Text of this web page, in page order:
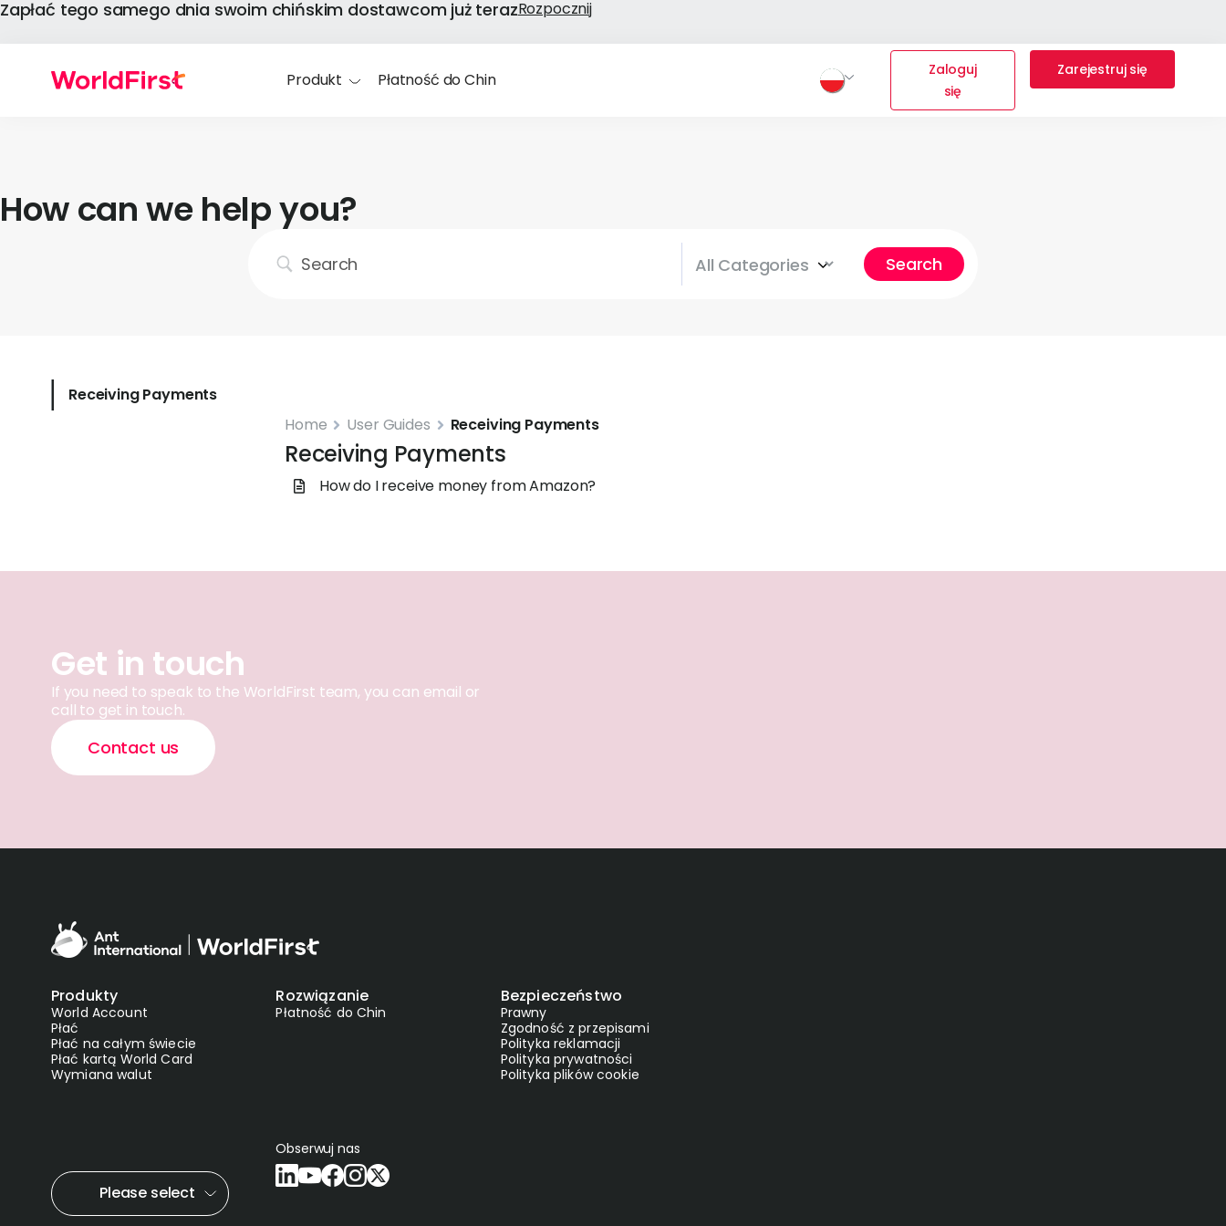
Zapłać tego samego dnia swoim chińskim dostawcom już terazRozpocznij
Produkt Płatność do Chin
Zaloguj
się
Zarejestruj się
How can we help you?
Receiving Payments
Home
User Guides Receiving Payments
Receiving Payments
How do I receive money from Amazon?
Get in touch
If you need to speak to the WorldFirst team, you can email or
call to get in touch.
Contact us
Produkty
World Account
Płać
Płać na całym świecie
Płać kartą World Card
Wymiana walut
Rozwiązanie
Płatność do Chin
Bezpieczeństwo
Prawny
Zgodność z przepisami
Polityka reklamacji
Polityka prywatności
Polityka plików cookie
Please select
Obserwuj nas